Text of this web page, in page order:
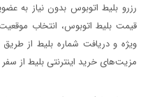
رزرو بلیط اتوبوس بدون نیاز به
قیمت بلیط اتوبوس، انتخاب
ویژه و دریافت شماره‌ بلیط از
مزیت‌های خرید اینترنتی بلیط از سفر ۷۲۴ هستند.